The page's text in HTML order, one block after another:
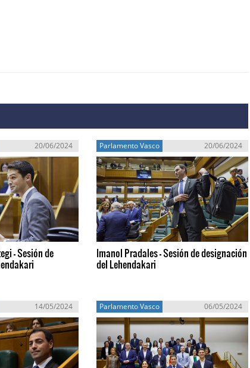
20/06/2024
- Sesión de
Parlamento Vasco 20/06/2024
Imanol Pradales - Sesión de designación
del Lehendakari
14/05/2024 Parlamento Vasco 06/05/2024